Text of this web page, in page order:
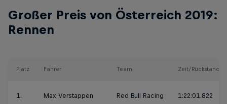
Großer Preis von Österreich 2019:
Rennen
Platz Fahrer Team Zeit/Rückstand
1. Max Verstappen Red Bull Racing 1:22:01.822